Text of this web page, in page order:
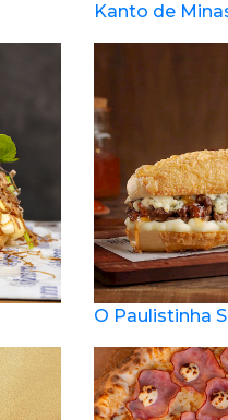
Kanto de
O Paulistinha